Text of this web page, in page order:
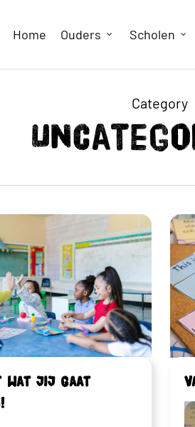
Home Ouders Scholen
Category
wat jij gaat